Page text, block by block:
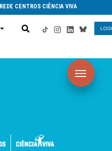
REDE CENTROS CIÊNCIA VIVA